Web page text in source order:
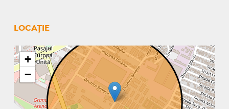
LOCAȚIE
+
−